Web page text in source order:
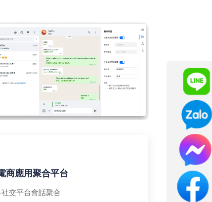
商應用聚合平台
交平台會話聚合